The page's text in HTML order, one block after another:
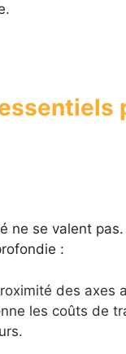
ne se valent
:
des
les coûts de